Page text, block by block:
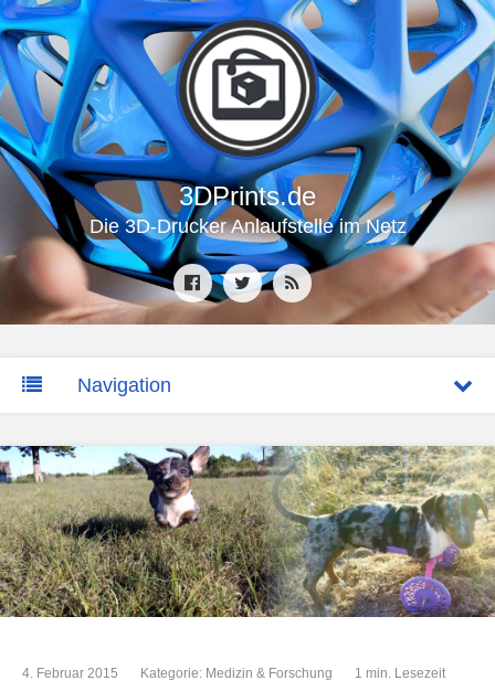
3DPrints.de
Die 3D-Drucker Anlaufstelle im Netz
Navigation
4. Februar 2015 Kategorie: Medizin & Forschung 1 min. Lesezeit